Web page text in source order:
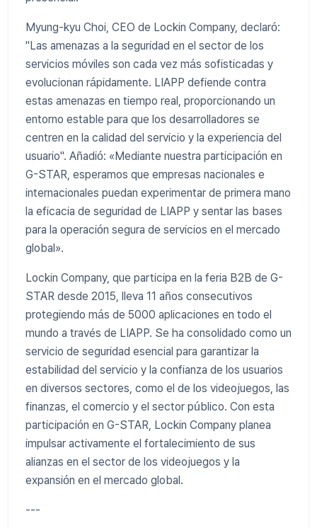
Myung-kyu Choi, CEO de Lockin Company, declaró:
"Las amenazas a la seguridad en el sector de los
servicios móviles son cada vez más sofisticadas y
evolucionan rápidamente. LIAPP defiende contra
estas amenazas en tiempo real, proporcionando un
entorno estable para que los desarrolladores se
centren en la calidad del servicio y la experiencia del
usuario". Añadió: «Mediante nuestra participación en
G-STAR, esperamos que empresas nacionales e
internacionales puedan experimentar de primera mano
la eficacia de seguridad de LIAPP y sentar las bases
para la operación segura de servicios en el mercado
global».
Lockin Company, que participa en la feria B2B de G-
STAR desde 2015, lleva 11 años consecutivos
protegiendo más de 5000 aplicaciones en todo el
mundo a través de LIAPP. Se ha consolidado como un
servicio de seguridad esencial para garantizar la
estabilidad del servicio y la confianza de los usuarios
en diversos sectores, como el de los videojuegos, las
finanzas, el comercio y el sector público. Con esta
participación en G-STAR, Lockin Company planea
impulsar activamente el fortalecimiento de sus
alianzas en el sector de los videojuegos y la
expansión en el mercado global.
---